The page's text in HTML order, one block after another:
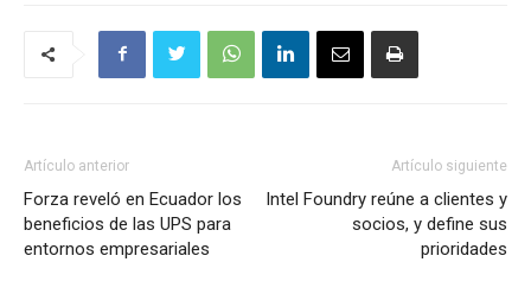
Artículo anterior
Forza reveló en Ecuador los
beneficios de las UPS para
entornos empresariales
Artículo siguiente
Intel Foundry reúne a clientes y
socios, y define sus
prioridades